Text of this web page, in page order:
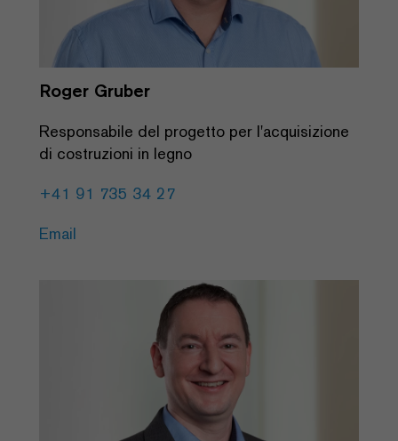
Roger Gruber
Responsabile del progetto per l'acquisizione
di costruzioni in legno
+41 91 735 34 27
Email